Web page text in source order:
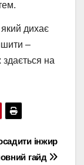
дихає
–
на
інжир
гайд